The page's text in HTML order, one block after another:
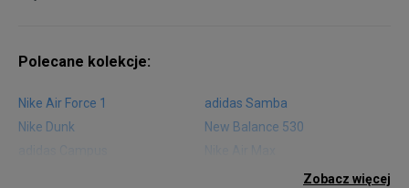
49,5 33 cm
50,5 Powiadom o dostępności
Polecane kolekcje:
Nike Air Force 1
adidas Samba
Nike Dunk
New Balance 530
Zobacz więcej